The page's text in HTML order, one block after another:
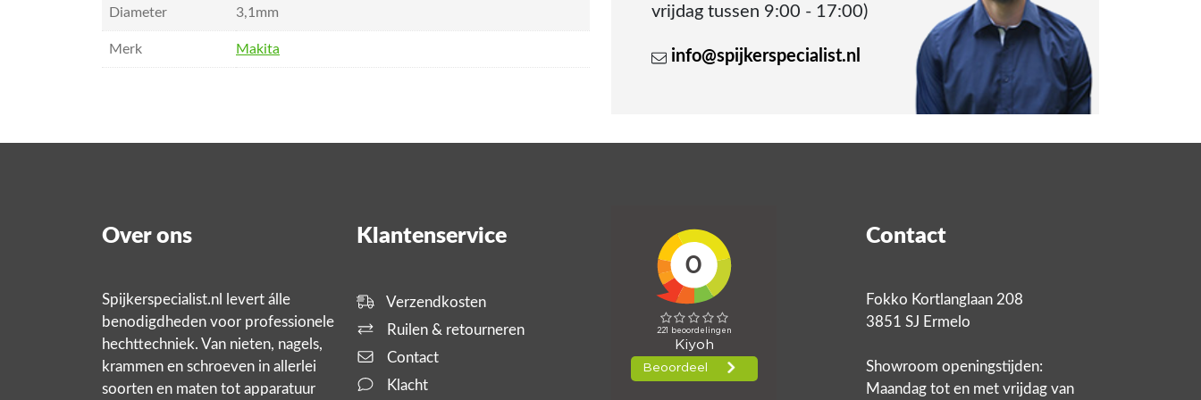
Diameter 3,1mm
Merk Makita
vrijdag tussen 9:00 - 17:00)
info@spijkerspecialist.nl
Over ons
Spijkerspecialist.nl levert álle
benodigdheden voor professionele
hechttechniek. Van nieten, nagels,
krammen en schroeven in allerlei
soorten en maten tot apparatuur
Klantenservice
Verzendkosten
Ruilen & retourneren
Contact
Klacht
Contact
Fokko Kortlanglaan 208
3851 SJ Ermelo
Showroom openingstijden:
Maandag tot en met vrijdag van